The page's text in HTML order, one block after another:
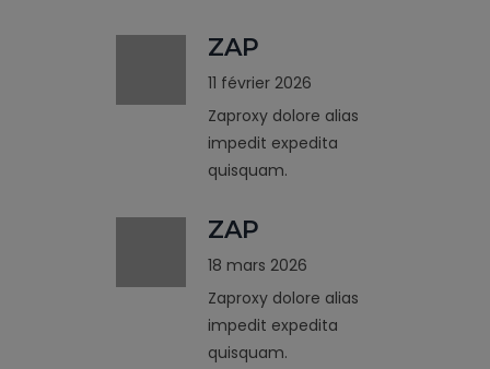
ZAP
11 février 2026
Zaproxy dolore alias
impedit expedita
quisquam.
ZAP
18 mars 2026
Zaproxy dolore alias
impedit expedita
quisquam.